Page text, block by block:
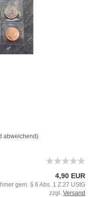
abweichend)
4,90 EUR
gem. § 6 Abs. 1 Z 27 UStG
zzgl. Versand